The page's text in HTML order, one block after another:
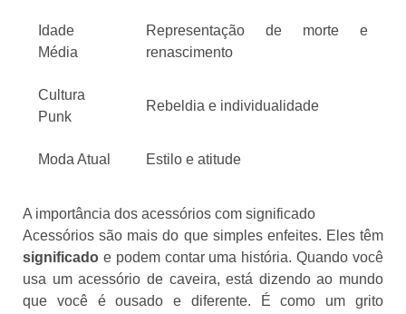
Idade
Média
Representação de morte e
renascimento
Cultura
Punk
Rebeldia e individualidade
Moda Atual Estilo e atitude
A importância dos acessórios com significado
Acessórios são mais do que simples enfeites. Eles têm
significado e podem contar uma história. Quando você
usa um acessório de caveira, está dizendo ao mundo
que você é ousado e diferente. É como um grito